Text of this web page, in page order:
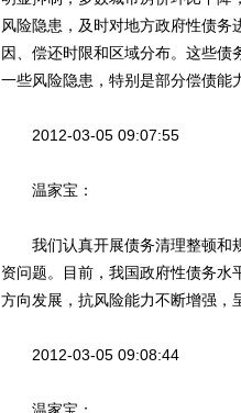
风险隐患，及时对地方政府性债
因、偿还时限和区域分布。这些
一些风险隐患，特别是部分偿债能
2012-03-05 09:07:55
温家宝：
我们认真开展债务清理整顿和规
资问题。目前，我国政府性债务水
方向发展，抗风险能力不断增强，
2012-03-05 09:08:44